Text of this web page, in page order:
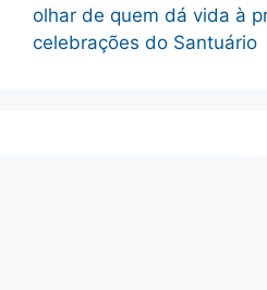
olhar de quem dá vida à
celebrações do Santuário